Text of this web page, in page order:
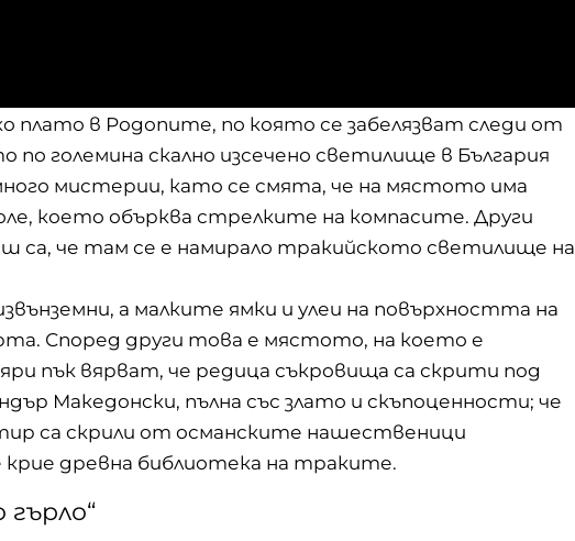
плато в Родопите, по която се забелязват следи от
големина скално изсечено светилище в България
мистерии, като се смята, че на мястото има
което обърква стрелките на компасите. Други
са, че там се е намирало тракийското светилище на
а малките ямки и улеи на повърхността на
Според други това е мястото, на което е
пък вярват, че редица съкровища са скрити под
Македонски, пълна със злато и скъпоценности; че
са скрили от османските нашественици
древна библиотека на траките.